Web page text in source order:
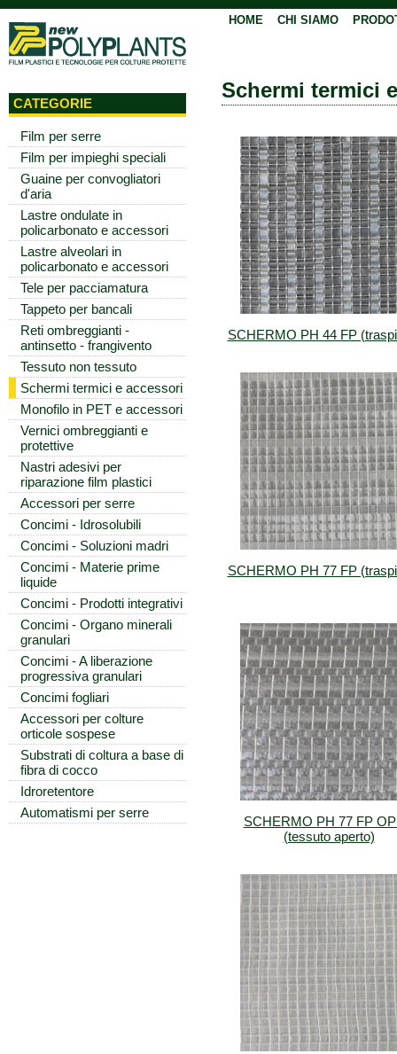
CATEGORIE
Film per serre
Film per impieghi speciali
Guaine per convogliatori
d'aria
Lastre ondulate in
policarbonato e accessori
Lastre alveolari in
policarbonato e accessori
Tele per pacciamatura
Tappeto per bancali
Reti ombreggianti -
antinsetto - frangivento
Tessuto non tessuto
Schermi termici e accessori
Monofilo in PET e accessori
Vernici ombreggianti e
protettive
Nastri adesivi per
riparazione film plastici
Accessori per serre
Concimi - Idrosolubili
Concimi - Soluzioni madri
Concimi - Materie prime
liquide
Concimi - Prodotti integrativi
Concimi - Organo minerali
granulari
Concimi - A liberazione
progressiva granulari
Concimi fogliari
Accessori per colture
orticole sospese
Substrati di coltura a base di
fibra di cocco
Idroretentore
Automatismi per serre
HOME CHI SIAMO
Schermi termici
SCHERMO PH 44 FP
SCHERMO PH 77 FP
SCHERMO PH 77 FP
(tessuto aperto)